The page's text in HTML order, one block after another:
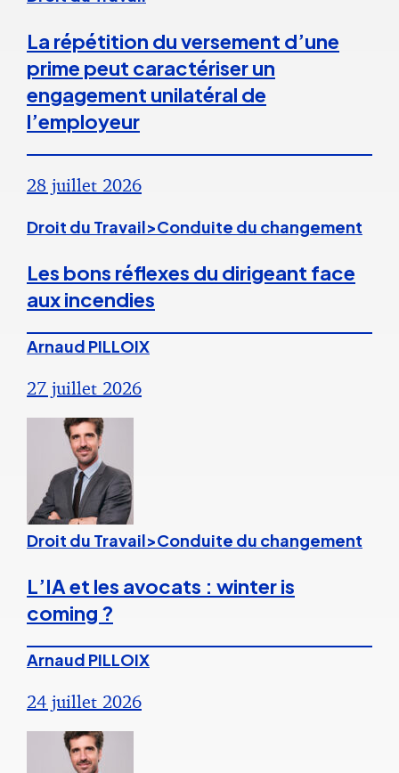
La répétition du versement d’une
prime peut caractériser un
engagement unilatéral de
l’employeur
28 juillet 2026
Droit du Travail>Conduite du changement
Les bons réflexes du dirigeant face
aux incendies
Arnaud PILLOIX
27 juillet 2026
Droit du Travail>Conduite du changement
L’IA et les avocats : winter is
coming ?
Arnaud PILLOIX
24 juillet 2026